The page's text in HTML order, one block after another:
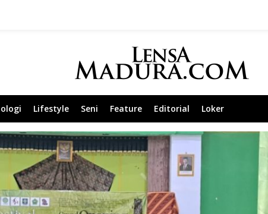
Lifestyle Seni Feature Editorial Loker